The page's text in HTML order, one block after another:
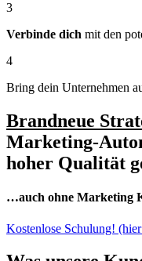
3
Verbinde dich mit den
4
Bring dein Unternehmen
Brandneue
Marketing-
hoher Qualität
…auch ohne Marketing
Kostenlose Schulung!